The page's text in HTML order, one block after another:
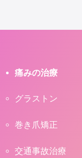
痛みの治療
グラストン
巻き爪矯正
交通事故治療